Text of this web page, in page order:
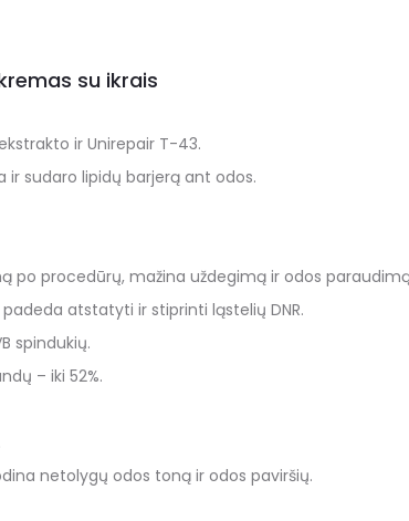
su ikrais
ir Unirepair T-43.
ir sudaro lipidų barjerą ant odos.
po procedūrų, mažina uždegimą ir odos
atstatyti ir stiprinti ląstelių DNR.
spindukių.
– iki 52%.
netolygų odos toną ir odos paviršių.